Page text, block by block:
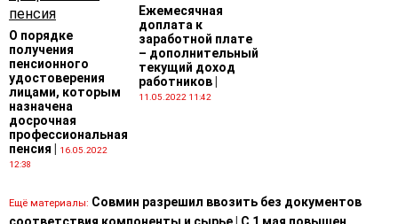
заключен, но товар еще не ввезен?
О порядке
получения
пенсионного
удостоверения
лицами, которым
назначена
досрочная
профессиональная
пенсия
16.05.2022
12:38
Ежемесячная
доплата к
заработной плате
– дополнительный
текущий доход
работников|
11.05.2022 11:42
Ещё материалы: Совмин разрешил ввозить без документов